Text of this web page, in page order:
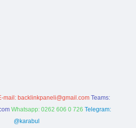
mail: backlinkpaneli@gmail.com Teams:
Whatsapp: 0262 606 0 726 Telegram:
@karabul